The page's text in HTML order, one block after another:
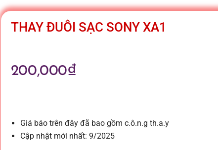
THAY ĐUÔI SẠC SONY XA1
200,000₫
Giá báo trên đây đã bao gồm c.ô.n.g th.a.y
Cập nhật mới nhất: 9/2025